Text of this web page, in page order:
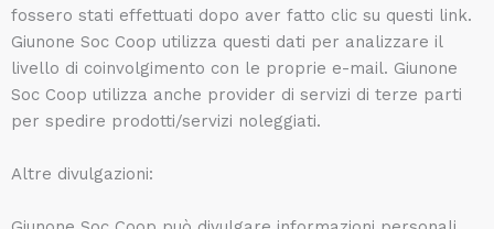
fossero stati effettuati dopo aver fatto clic su questi link.
Giunone Soc Coop utilizza questi dati per analizzare il
livello di coinvolgimento con le proprie e-mail. Giunone
Soc Coop utilizza anche provider di servizi di terze parti
per spedire prodotti/servizi noleggiati.
Altre divulgazioni: